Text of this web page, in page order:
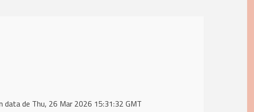
data de Thu, 26 Mar 2026 15:31:32 GMT